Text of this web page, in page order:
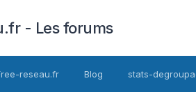
- Les forums
reseau.fr Blog stats-